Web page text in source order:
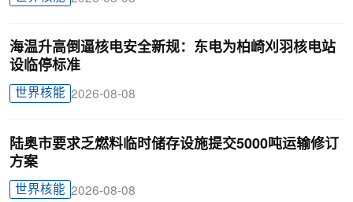
海温升高倒逼核电安全新规：东电为柏崎刈羽核电站
设临停标准
世界核能 2026-08-08
陆奥市要求乏燃料临时储存设施提交5000吨运输修订
方案
世界核能 2026-08-08